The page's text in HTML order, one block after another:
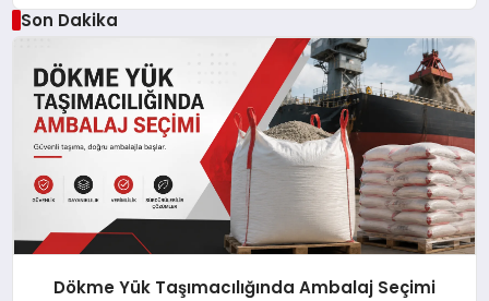
Son Dakika
Dökme Yük Taşımacılığında Ambalaj Seçimi